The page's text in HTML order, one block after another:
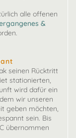
alle offenen
&
seinen Rücktritt
stationierten,
wird dafür ein
wir unseren
geben möchten,
sein. Bis
übernommen